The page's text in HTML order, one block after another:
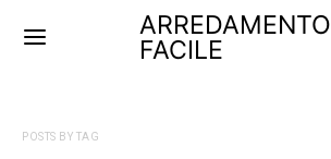
ARREDAMENTO
FACILE
POSTS BY TAG